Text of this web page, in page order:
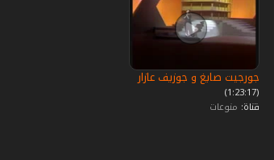
جورجيت صايغ و جوزيف عازار
(1:23:17)
قناة: منوعات